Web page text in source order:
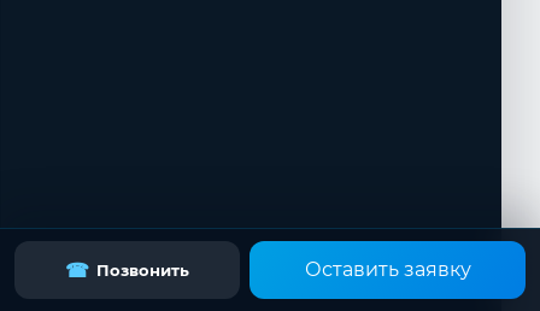
☎ Позвонить Оставить заявку